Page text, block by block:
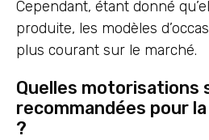
Cependant, étant donné
produite, les modèles
plus courant sur le marché.
Quelles motorisations
recommandées pour
?